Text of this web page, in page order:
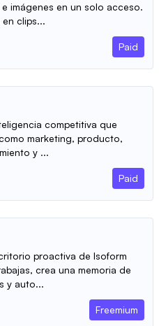
imágenes en un solo acceso.
clips...
Paid
competitiva que
marketing, producto,
y ...
Paid
proactiva de Isoform
crea una memoria de
y auto...
Freemium